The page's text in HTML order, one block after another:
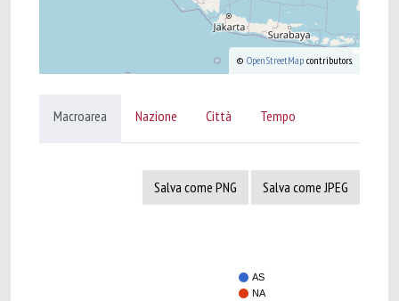
© OpenStreetMap contributors.
Macroarea Nazione Città Tempo
Salva come PNG Salva come JPEG
AS
NA